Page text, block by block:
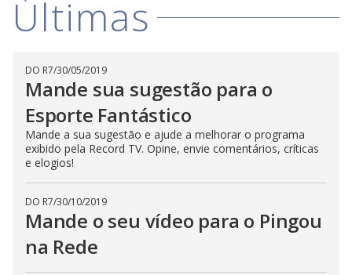
V
i
d
e
o
Últimas
DO R7/30/05/2019
Mande sua sugestão para o
Esporte Fantástico
Mande a sua sugestão e ajude a melhorar o programa
exibido pela Record TV. Opine, envie comentários, críticas
e elogios!
DO R7/30/10/2019
Mande o seu vídeo para o Pingou
na Rede